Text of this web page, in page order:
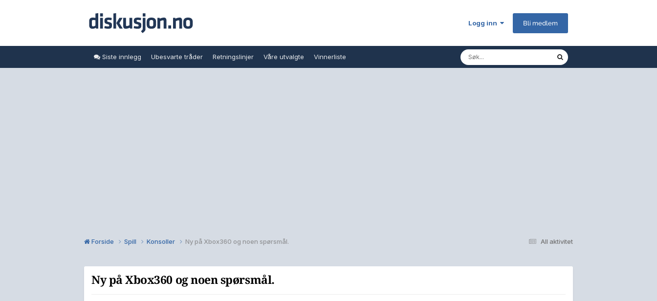
Logg inn Bli medlem
Siste innlegg Ubesvarte tråder Retningslinjer Våre utvalgte Vinnerliste
All aktivitet
Forside Spill Konsoller Ny på Xbox360 og noen spørsmål.
Ny på Xbox360 og noen spørsmål.